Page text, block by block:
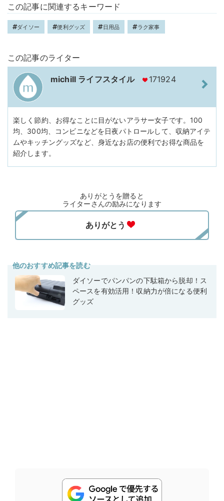
この記事に関連するキーワード
ダイソー 便利グッズ 日用品 ラク家事
この記事のライター
michill ライフスタイル 171924
楽しく節約、お得なことに目がないアラサー女子です。100
均、300均、コンビニなどを日夜パトロールして、収納アイテ
ムやキッチングッズなど、身近なお店の便利でお得な商品を
紹介します。
ありがとうを贈ると
ライターさんの励みになります
他のおすすめ記事を読む
ダイソーでパンパンの下駄箱から脱却！ス
ペースを有効活用！収納力が倍になる便利
グッズ